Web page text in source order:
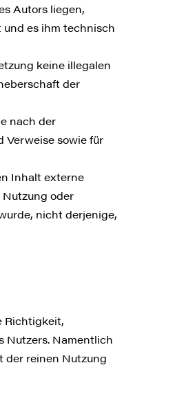
Autors liegen,
es ihm technisch
keine illegalen
der
nach der
Verweise sowie für
Inhalt externe
oder
nicht derjenige,
Richtigkeit,
Nutzers. Namentlich
der reinen Nutzung